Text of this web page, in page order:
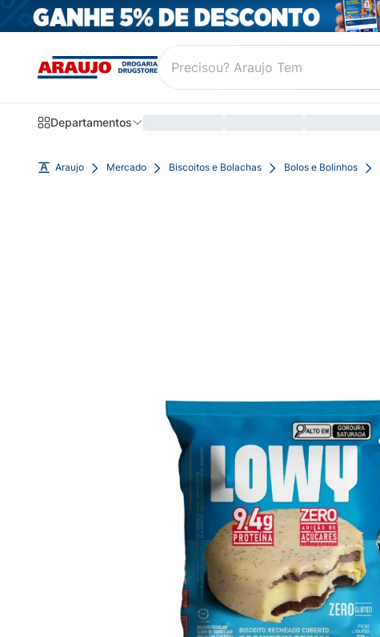
Departamentos
Araujo Mercado Biscoitos e Bolachas Bolos e Bolinhos